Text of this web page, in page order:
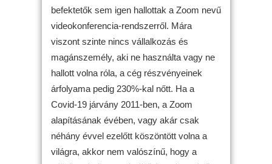
befektetők sem igen hallottak a Zoom nevű
videokonferencia-rendszerről. Mára
viszont szinte nincs vállalkozás és
magánszemély, aki ne használta vagy ne
hallott volna róla, a cég részvényeinek
árfolyama pedig 230%-kal nőtt. Ha a
Covid-19 járvány 2011-ben, a Zoom
alapításának évében, vagy akár csak
néhány évvel ezelőtt köszöntött volna a
világra, akkor nem valószínű, hogy a